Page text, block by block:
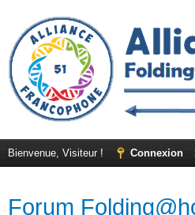
Bienvenue, Visiteur ! Connexion
Forum